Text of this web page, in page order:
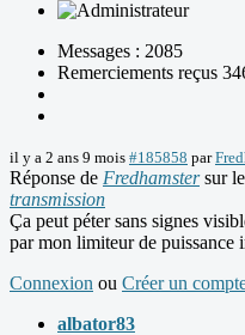
Messages : 2085
Remerciements reçus
il y a 2 ans 9 mois #185858 par
Réponse de Fredhamstersur
transmission
Ça peut péter sans signes
par mon limiteur de puissance
Connexion ou Créer un
albator83